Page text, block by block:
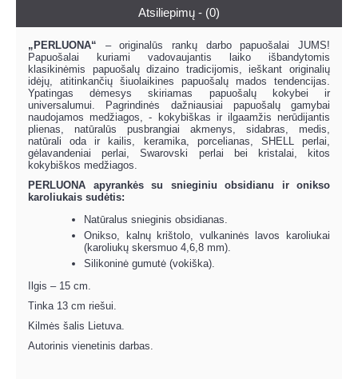
Atsiliepimų - (0)
„PERLUONA“ – originalūs rankų darbo papuošalai JUMS!
Papuošalai kuriami vadovaujantis laiko išbandytomis
klasikinėmis papuošalų dizaino tradicijomis, ieškant originalių
idėjų, atitinkančių šiuolaikines papuošalų mados tendencijas.
Ypatingas dėmesys skiriamas papuošalų kokybei ir
universalumui. Pagrindinės dažniausiai papuošalų gamybai
naudojamos medžiagos, - kokybiškas ir ilgaamžis nerūdijantis
plienas, natūralūs pusbrangiai akmenys, sidabras, medis,
natūrali oda ir kailis, keramika, porcelianas, SHELL perlai,
gėlavandeniai perlai, Swarovski perlai bei kristalai, kitos
kokybiškos medžiagos.
PERLUONA apyrankės su snieginiu obsidianu ir onikso
karoliukais sudėtis:
Natūralus snieginis obsidianas.
Onikso, kalnų krištolo, vulkaninės lavos karoliukai
(karoliukų skersmuo 4,6,8 mm).
Silikoninė gumutė (vokiška).
Ilgis – 15 cm.
Tinka 13 cm riešui.
Kilmės šalis Lietuva.
Autorinis vienetinis darbas.